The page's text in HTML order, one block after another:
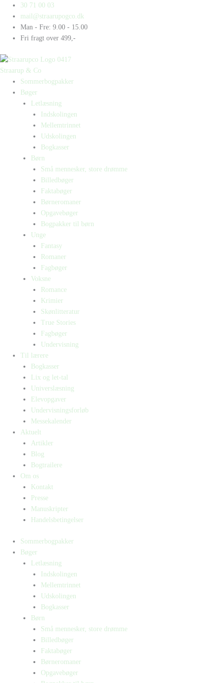
indholdet
30 71 00 03
mail@straarupogco.dk
Man - Fre: 9.00 - 15.00
Fri fragt over 499,-
Straarup & Co
Sommerbogpakker
Bøger
Letlæsning
Indskolingen
Mellemtrinnet
Udskolingen
Bogkasser
Børn
Små mennesker, store drømme
Billedbøger
Faktabøger
Børneromaner
Opgavebøger
Bogpakker til børn
Unge
Fantasy
Romaner
Fagbøger
Voksne
Romance
Krimier
Skønlitteratur
True Stories
Fagbøger
Undervisning
Til lærere
Bogkasser
Lix og let-tal
Universlæsning
Elevopgaver
Undervisningsforløb
Messekalender
Aktuelt
Artikler
Blog
Bogtrailere
Om os
Kontakt
Presse
Manuskripter
Handelsbetingelser
Sommerbogpakker
Bøger
Letlæsning
Indskolingen
Mellemtrinnet
Udskolingen
Bogkasser
Børn
Små mennesker, store drømme
Billedbøger
Faktabøger
Børneromaner
Opgavebøger
Products
search
Products
search
Påske